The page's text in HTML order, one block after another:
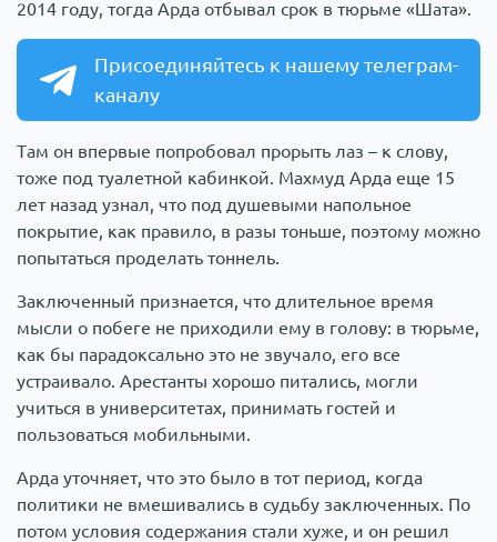
2014 году, тогда Арда отбывал срок в тюрьме «Шата».
Присоединяйтесь к нашему телеграм-
каналу
Там он впервые попробовал прорыть лаз – к слову,
тоже под туалетной кабинкой. Махмуд Арда еще 15
лет назад узнал, что под душевыми напольное
покрытие, как правило, в разы тоньше, поэтому можно
попытаться проделать тоннель.
Заключенный признается, что длительное время
мысли о побеге не приходили ему в голову: в тюрьме,
как бы парадоксально это не звучало, его все
устраивало. Арестанты хорошо питались, могли
учиться в университетах, принимать гостей и
пользоваться мобильными.
Арда уточняет, что это было в тот период, когда
политики не вмешивались в судьбу заключенных. По
потом условия содержания стали хуже, и он решил